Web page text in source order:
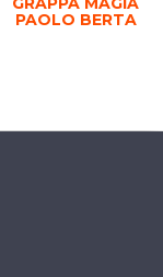
PAOLO BERTA